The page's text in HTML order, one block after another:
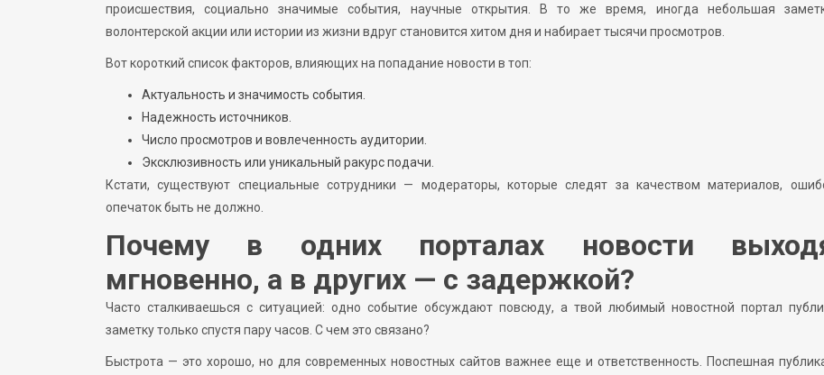
происшествия, социально значимые события, научные открытия. В то же время, иногда небольшая
волонтерской акции или истории из жизни вдруг становится хитом дня и набирает тысячи просмотров.
Вот короткий список факторов, влияющих на попадание новости в топ:
Актуальность и значимость события.
Надежность источников.
Число просмотров и вовлеченность аудитории.
Эксклюзивность или уникальный ракурс подачи.
Кстати, существуют специальные сотрудники — модераторы, которые следят за качеством материалов,
опечаток быть не должно.
Почему в одних порталах новости
мгновенно, а в других — с задержкой?
Часто сталкиваешься с ситуацией: одно событие обсуждают повсюду, а твой любимый новостной портал
заметку только спустя пару часов. С чем это связано?
Быстрота — это хорошо, но для современных новостных сайтов важнее еще и ответственность. Поспешная